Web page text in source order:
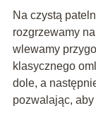
Na czystą
rozgrzewamy
wlewamy
klasycznego
dole, a
pozwalając, aby